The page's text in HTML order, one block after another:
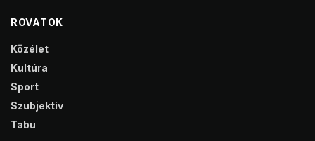
ROVATOK
Közélet
Kultúra
Sport
Szubjektív
Tabu